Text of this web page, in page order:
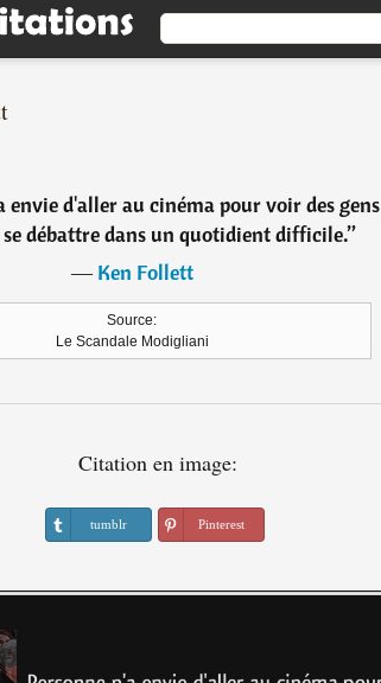
envie d'aller au cinéma pour voir des gens
débattre dans un quotidient difficile.”
―Ken Follett
Source:
Le Scandale Modigliani
Citation en image:
tumblr Pinterest